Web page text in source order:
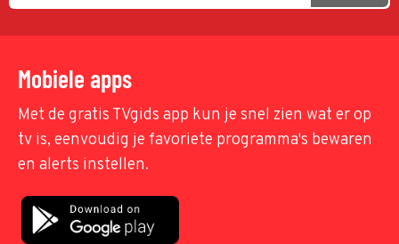
Mobiele apps
Met de gratis TVgids app kun je snel zien wat er op
tv is, eenvoudig je favoriete programma's bewaren
en alerts instellen.